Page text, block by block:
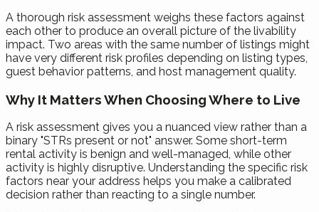
A thorough risk assessment weighs these factors against
each other to produce an overall picture of the livability
impact. Two areas with the same number of listings might
have very different risk profiles depending on listing types,
guest behavior patterns, and host management quality.
Why It Matters When Choosing Where to Live
A risk assessment gives you a nuanced view rather than a
binary "STRs present or not" answer. Some short-term
rental activity is benign and well-managed, while other
activity is highly disruptive. Understanding the specific risk
factors near your address helps you make a calibrated
decision rather than reacting to a single number.